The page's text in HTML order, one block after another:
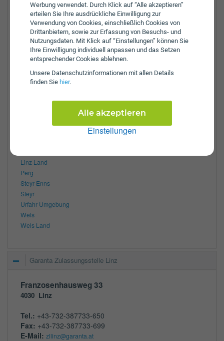
Werbung verwendet. Durch Klick auf “Alle akzeptieren”
erteilen Sie Ihre ausdrückliche Einwilligung zur
Verwendung von Cookies, einschließlich Cookies von
Drittanbietern, sowie zur Erfassung von Besuchs- und
Nutzungsdaten. Mit Klick auf “Einstellungen” können Sie
Ihre Einwilligung individuell anpassen und das Setzen
entsprechender Cookies ablehnen.
Unsere Daten­schutz­informationen mit allen Details
finden Sie hier.
Einstellungen
Alle akzeptieren
Pegasusweg 1
4030 Linz
Tel.:+43-732-919444
E-Mail: zl@dvm-versicherungsmakler.at
Öffnungszeiten:
8:00 - 12:00 und 12:30 - 17:00 Uhr
8:00 - 12:00 und 12:30 - 17:00 Uhr
8:00 - 12:00 und 12:30 - 16:30 Uhr
8:00 - 12:00 und 12:30 - 17:00 Uhr
Linz Land
Perg
Steyr Enns
Steyr
Urfahr Umgebung
Wels
Wels Land
Garanta Zulassungsstelle Linz
Franzosenhausweg 33
4030 Linz
Tel.: +43-732-387733-650
Fax: +43-732-387733-699
E-Mail: zllinz@garanta.at